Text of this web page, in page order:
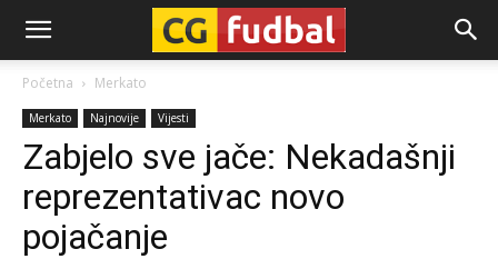
CG-
Fudbal
Početna Merkato
Merkato Najnovije Vijesti
Zabjelo sve jače: Nekadašnji
reprezentativac novo
pojačanje